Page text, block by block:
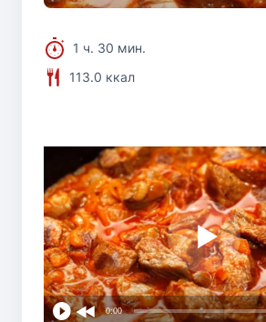
1 ч. 30 мин.
113.0 ккал
0:00